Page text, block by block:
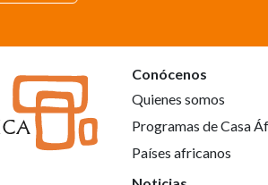
Conócenos
Quienes somos
Programas de Casa
Países africanos